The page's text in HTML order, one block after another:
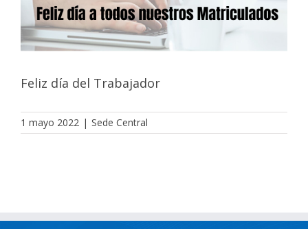
Feliz día del Trabajador
1 mayo 2022 | Sede Central